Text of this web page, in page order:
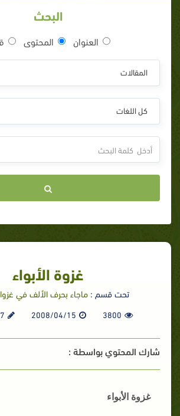
البحث
العنوان المحتوى
المقالات
كل اللغات
غزوة الأبواء
تحت قسم :ماجاء بحرف الألف في
3800
2008/04/15
شارك المحتوي بواسطة :
غزوة الأبواء